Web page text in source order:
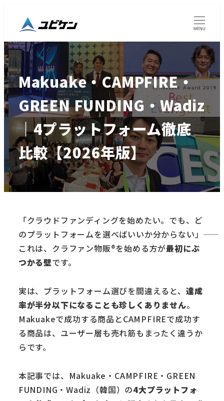
MENU
Makuake・CAMPFIRE・
GREEN FUNDING・Wadiz
｜4プラットフォーム徹底
比較【2026年版】
「クラウドファンディングを始めたい。でも、ど
のプラットフォームを選べばいいか分からない」――
これは、クラファン物販®を始める方が最初にぶ
つかる壁です。
実は、プラットフォーム選びを間違えると、 達成
率が半分以下になることも珍しくありません。
Makuakeで成功する商品とCAMPFIREで成功す
る商品は、ユーザー層も売れ筋もまったく違うか
らです。
本記事では、Makuake・CAMPFIRE・GREEN
FUNDING・Wadiz（韓国）の4大プラットフォ